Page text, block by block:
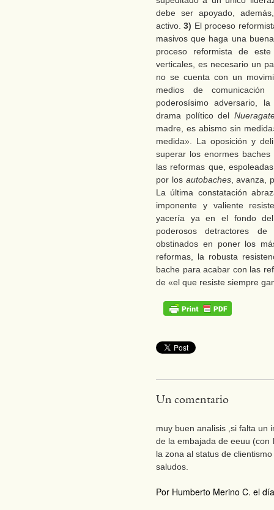
debe ser apoyado,
activo.3) El proceso
masivos que haga una
proceso reformista de
verticales, es necesario un
no se cuenta con un
medios de
poderosísimo adversario,
drama político del
madre, es abismo sin
medida». La oposición y
superar los enormes
las reformas que,
por los autobaches, avanza,
La última constatación
imponente y valiente
yacería ya en el fondo del
poderosos detractores
obstinados en poner los
reformas, la robusta
bache para acabar con las
de «el que resiste siempre
Un comentario
muy buen analisis ,si falta un
de la embajada de eeuu (con
la zona al status de
saludos.
Por Humberto Merino C. el